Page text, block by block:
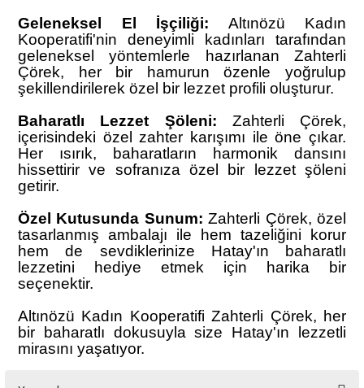
Geleneksel El İşçiliği: Altınözü Kadın
Kooperatifi'nin deneyimli kadınları tarafından
geleneksel yöntemlerle hazırlanan Zahterli
Çörek, her bir hamurun özenle yoğrulup
şekillendirilerek özel bir lezzet profili oluşturur.
Baharatlı Lezzet Şöleni: Zahterli Çörek,
içerisindeki özel zahter karışımı ile öne çıkar.
Her ısırık, baharatların harmonik dansını
hissettirir ve sofranıza özel bir lezzet şöleni
getirir.
Özel Kutusunda Sunum: Zahterli Çörek, özel
tasarlanmış ambalajı ile hem tazeliğini korur
hem de sevdiklerinize Hatay'ın baharatlı
lezzetini hediye etmek için harika bir
seçenektir.
Altınözü Kadın Kooperatifi Zahterli Çörek, her
bir baharatlı dokusuyla size Hatay'ın lezzetli
mirasını yaşatıyor.